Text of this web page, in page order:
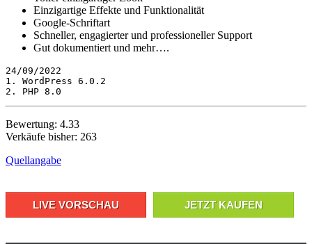
Einzigartige Effekte und Funktionalität
Google-Schriftart
Schneller, engagierter und professioneller Support
Gut dokumentiert und mehr….
24/09/2022
1. WordPress 6.0.2
2. PHP 8.0
Bewertung: 4.33
Verkäufe bisher: 263
Quellangabe
LIVE VORSCHAU JETZT KAUFEN